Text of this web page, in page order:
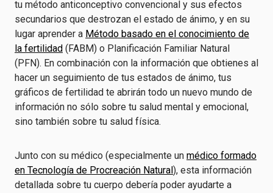
tu método anticonceptivo convencional y sus efectos
secundarios que destrozan el estado de ánimo, y en su
lugar aprender a Método basado en el conocimiento de
la fertilidad (FABM) o Planificación Familiar Natural
(PFN). En combinación con la información que obtienes al
hacer un seguimiento de tus estados de ánimo, tus
gráficos de fertilidad te abrirán todo un nuevo mundo de
información no sólo sobre tu salud mental y emocional,
sino también sobre tu salud física.
Junto con su médico (especialmente un médico formado
en Tecnología de Procreación Natural), esta información
detallada sobre tu cuerpo debería poder ayudarte a